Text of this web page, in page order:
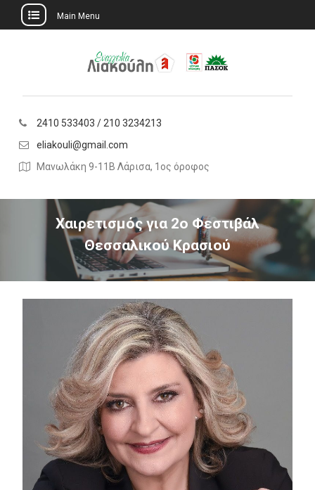
Main Menu
2410 533403 / 210 3234213
eliakouli@gmail.com
Μανωλάκη 9-11Β Λάρισα, 1ος όροφος
Χαιρετισμός για 2ο Φεστιβάλ
Θεσσαλικού Κρασιού